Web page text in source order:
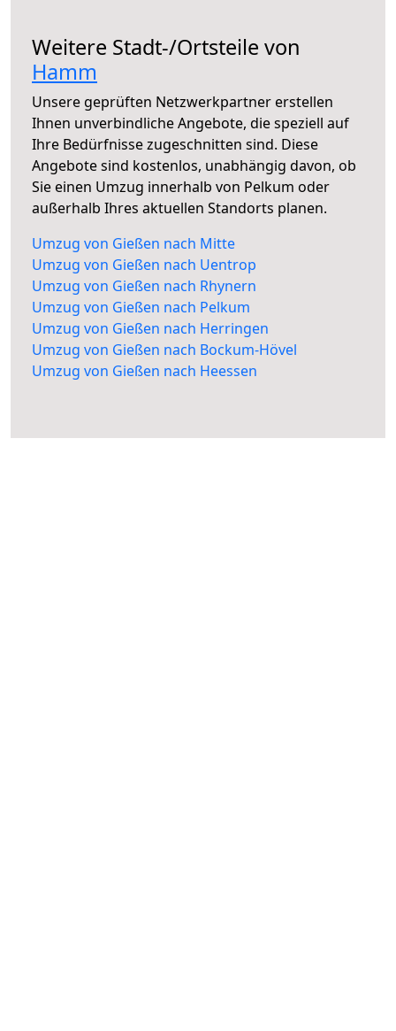
Weitere Stadt-/Ortsteile von
Hamm
Unsere geprüften Netzwerkpartner erstellen
Ihnen unverbindliche Angebote, die speziell auf
Ihre Bedürfnisse zugeschnitten sind. Diese
Angebote sind kostenlos, unabhängig davon, ob
Sie einen Umzug innerhalb von Pelkum oder
außerhalb Ihres aktuellen Standorts planen.
Umzug von Gießen nach Mitte
Umzug von Gießen nach Uentrop
Umzug von Gießen nach Rhynern
Umzug von Gießen nach Pelkum
Umzug von Gießen nach Herringen
Umzug von Gießen nach Bockum-Hövel
Umzug von Gießen nach Heessen